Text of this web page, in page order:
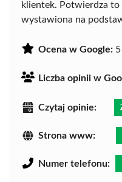
klientek. Potwierdza to
wystawiona na
Ocena w Google: 5
Liczba opinii w
Czytaj opinie:
Strona www:
Numer telefonu: